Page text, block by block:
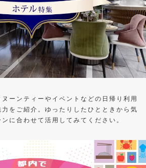
ーンティーやイベントなどの日帰り利用
をご紹介。ゆったりしたひとときから気
に合わせて活用してみてください。